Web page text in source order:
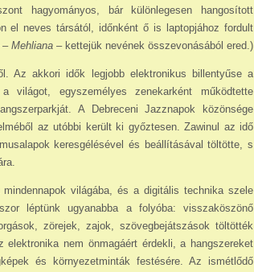
hagyományos, bár különlegesen hangosított
el neves társától, időnként ő is laptopjához fordult
– Mehliana – kettejük nevének össze­vo­násából ered.)
Az akkori idők legjobb elektronikus billentyűse a
világot, egyszemélyes zenekarként működtette
A Debreceni Jazznapok közönsége
az utóbbi került ki győztesen. Zawinul az idő
keresgélésével és beállításával töl­tötte, s
világába, és a digitális technika szele
léptünk ugyanabba a folyóba: visszaköszönő
zörejek, zajok, szövegbejátszások töltötték
nem önmagáért érdekli, a hangszereket
és környezetminták festésére. Az ismétlődő